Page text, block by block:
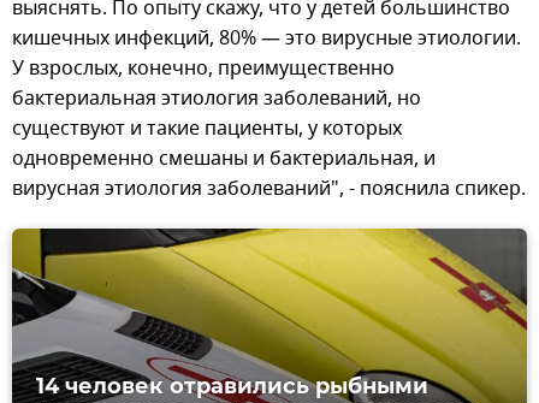
выяснять. По опыту скажу, что у детей большинство
кишечных инфекций, 80% — это вирусные этиологии.
У взрослых, конечно, преимущественно
бактериальная этиология заболеваний, но
существуют и такие пациенты, у которых
одновременно смешаны и бактериальная, и
вирусная этиология заболеваний", - пояснила спикер.
14 человек отравились рыбными